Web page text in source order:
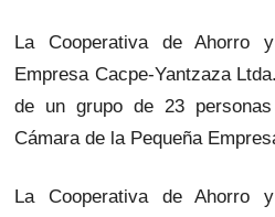
La Cooperativa de Ahorro
Empresa Cacpe-Yantzaza
de un grupo de 23
Cámara de la Pequeña
La Cooperativa de Ahorro